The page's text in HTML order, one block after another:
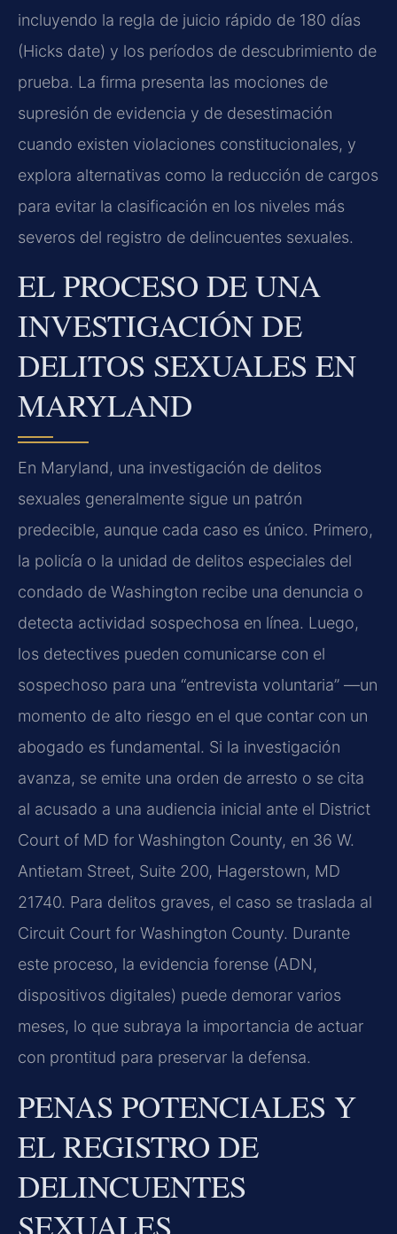
incluyendo la regla de juicio rápido de 180 días
(Hicks date) y los períodos de descubrimiento de
prueba. La firma presenta las mociones de
supresión de evidencia y de desestimación
cuando existen violaciones constitucionales, y
explora alternativas como la reducción de cargos
para evitar la clasificación en los niveles más
severos del registro de delincuentes sexuales.
EL PROCESO DE UNA
INVESTIGACIÓN DE
DELITOS SEXUALES EN
MARYLAND
En Maryland, una investigación de delitos
sexuales generalmente sigue un patrón
predecible, aunque cada caso es único. Primero,
la policía o la unidad de delitos especiales del
condado de Washington recibe una denuncia o
detecta actividad sospechosa en línea. Luego,
los detectives pueden comunicarse con el
sospechoso para una “entrevista voluntaria” —un
momento de alto riesgo en el que contar con un
abogado es fundamental. Si la investigación
avanza, se emite una orden de arresto o se cita
al acusado a una audiencia inicial ante el District
Court of MD for Washington County, en 36 W.
Antietam Street, Suite 200, Hagerstown, MD
21740. Para delitos graves, el caso se traslada al
Circuit Court for Washington County. Durante
este proceso, la evidencia forense (ADN,
dispositivos digitales) puede demorar varios
meses, lo que subraya la importancia de actuar
con prontitud para preservar la defensa.
PENAS POTENCIALES Y
EL REGISTRO DE
DELINCUENTES
SEXUALES